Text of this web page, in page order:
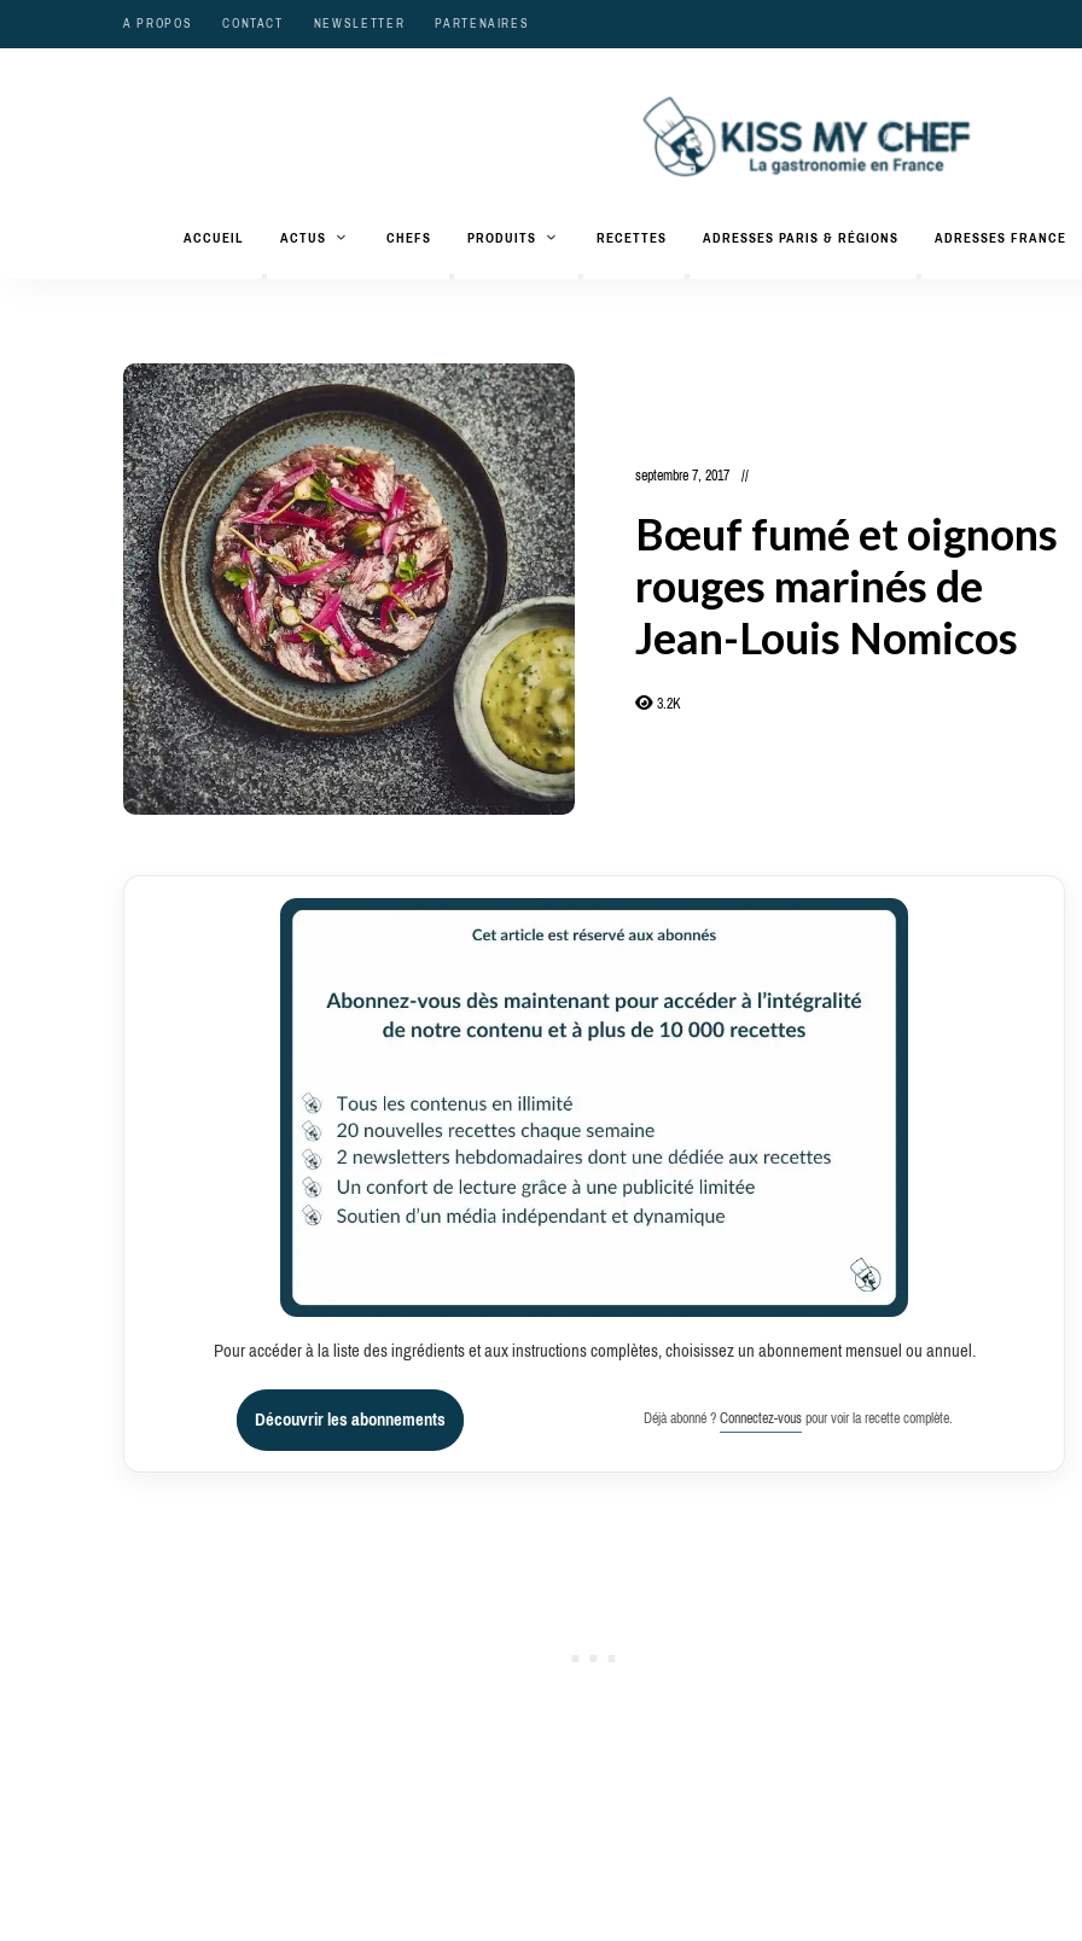
A PROPOS CONTACT NEWSLETTER PARTENAIRES
Kiss
gastronomiques
et
ACCUEIL ACTUS CHEFS PRODUITS RECETTES ADRESSES PARIS & RÉGIONS ADRESSES FRANCE
septembre 7, 2017
Bœuf fumé et oignons
rouges marinés de
Jean-Louis Nomicos
3.2K
Pour accéder à la liste des ingrédients et aux instructions complètes, choisissez un abonnement mensuel ou annuel.
Découvrir les abonnements Déjà abonné ?Connectez-vouspour voir la recette complète.